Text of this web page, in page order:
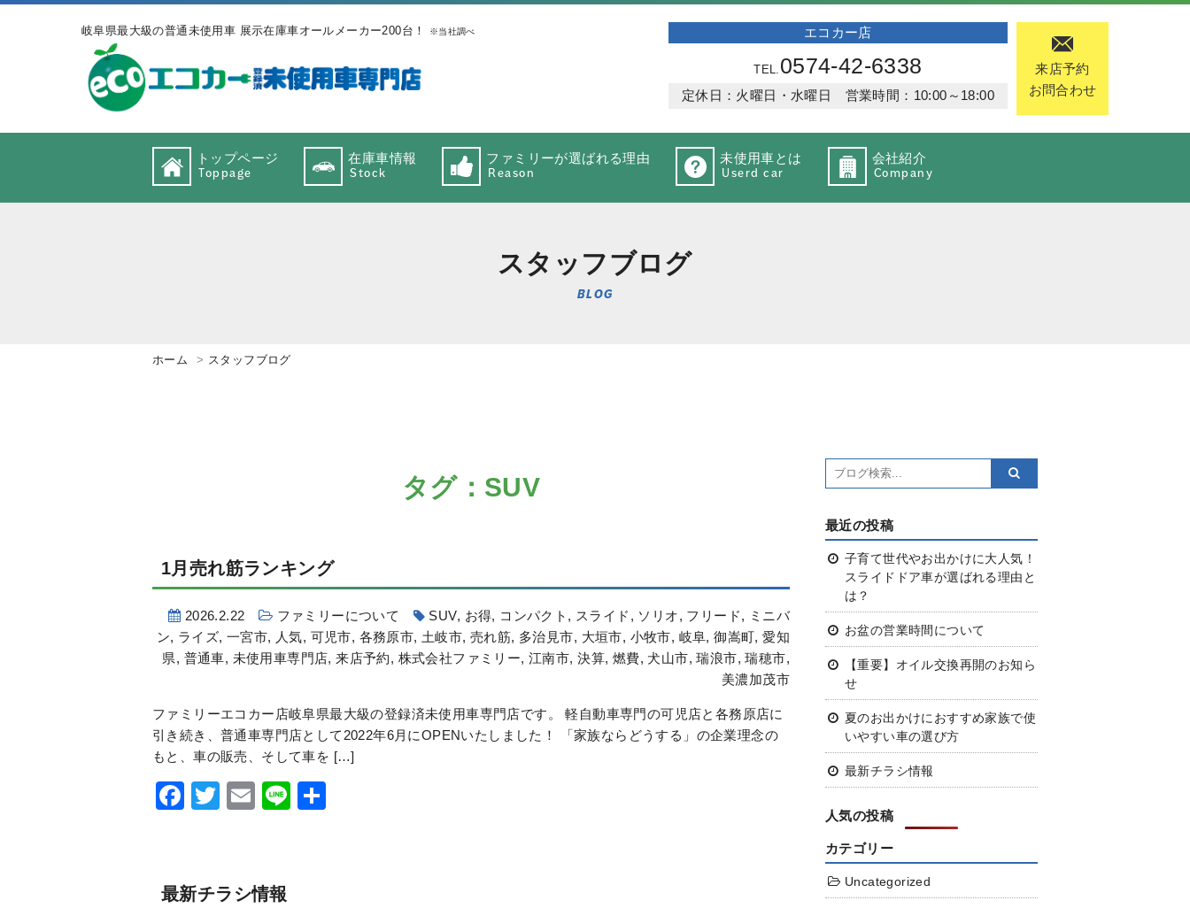
岐阜県最大級の普通未使用車 展示在庫車オールメーカー200台！ ※当社調べ エコカー店
TEL. 0574-42-6338
定休日：火曜日・水曜日 営業時間：10:00～18:00
来店予約
お問合わせ
トップページ
Toppage
在庫車情報
Stock
ファミリーが選ばれる理由
Reason
未使用車とは
Userd car
会社紹介
Company
スタッフブログ
BLOG
ホーム スタッフブログ
タグ：SUV
1月売れ筋ランキング
2026.2.22 ファミリーについて SUV, お得, コンパクト , スライド , ソリオ, フリード, ミニバ
ン, ライズ, 一宮市, 人気, 可児市, 各務原市, 土岐市,売れ筋, 多治見市, 大垣市, 小牧市, 岐阜,御嵩町,愛知
県, 普通車, 未使用車専門店,来店予約, 株式会社ファミリー,江南市,決算, 燃費, 犬山市,瑞浪市,瑞穂市,
美濃加茂市
ファミリーエコカー店岐阜県最大級の登録済未使用車専門店です。 軽自動車専門の可児店と各務原店に
引き続き、普通車専門店として2022年6月にOPENいたしました！ 「家族ならどうする」の企業理念の
もと、車の販売、そして車を […]
Facebook
Twitter
Email
Line
最新チラシ情報
最近の投稿
子育て世代やお出かけに大人気！
スライドドア車が選ばれる理由と
は？
お盆の営業時間について
【重要】オイル交換再開のお知ら
せ
夏のお出かけにおすすめ家族で使
いやすい車の選び方
最新チラシ情報
人気の投稿
カテゴリー
Uncategorized